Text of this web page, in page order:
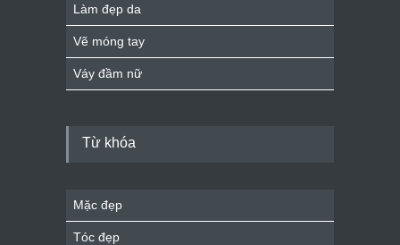
Làm đẹp da
Vẽ móng tay
Váy đầm nữ
Từ khóa
Mặc đẹp
Tóc đẹp